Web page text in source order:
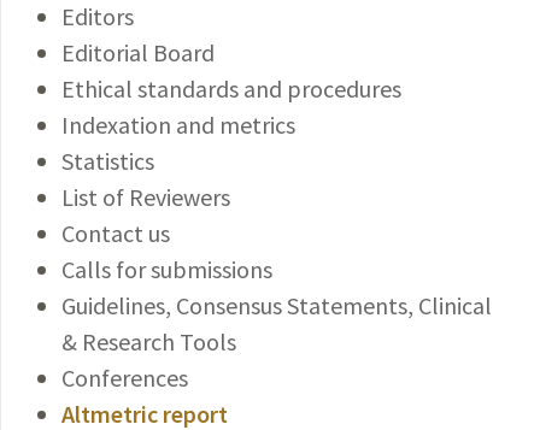
Editors
Editorial Board
Ethical standards and procedures
Indexation and metrics
Statistics
List of Reviewers
Contact us
Calls for submissions
Guidelines, Consensus Statements, Clinical
& Research Tools
Conferences
Altmetric report